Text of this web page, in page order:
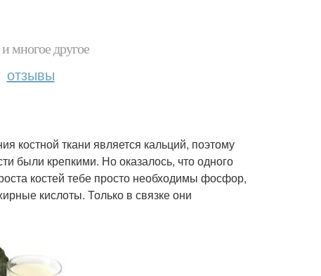
многое другое
отзывы
костной ткани является кальций, поэтому
были крепкими. Но оказалось, что одного
костей тебе просто необходимы фосфор,
кислоты. Только в связке они